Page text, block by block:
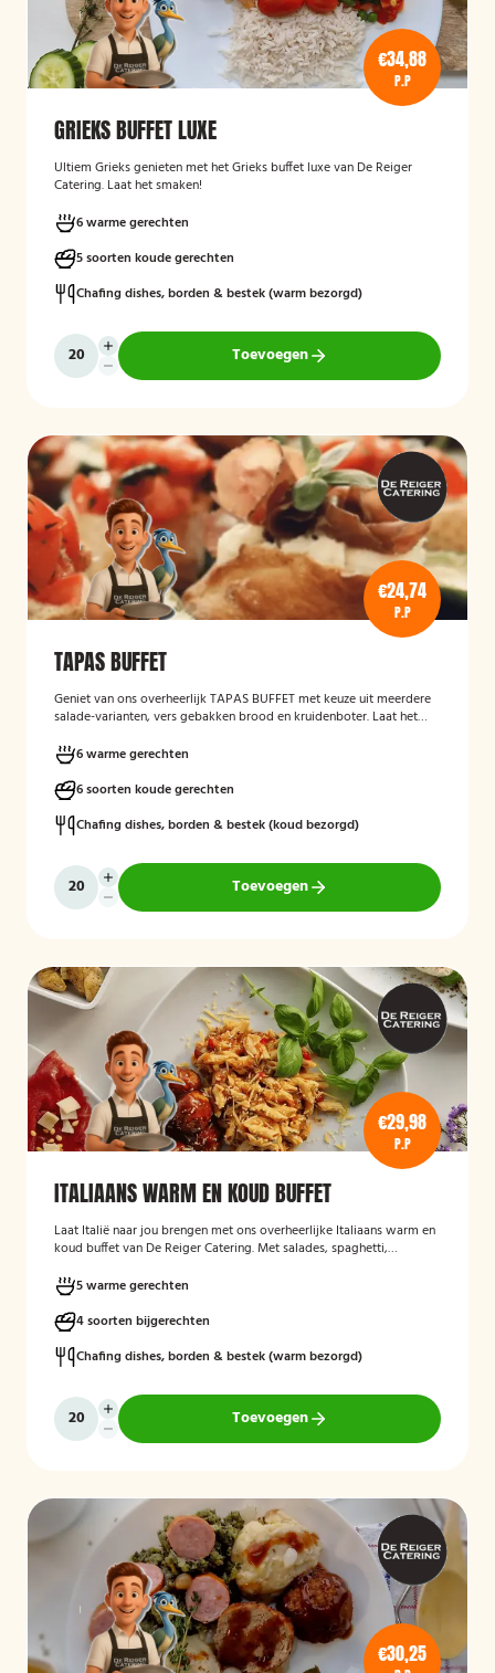
€34,88
P.P
GRIEKS BUFFET LUXE
Ultiem Grieks genieten met het Grieks buffet luxe van De Reiger
Catering. Laat het smaken!
6 warme gerechten
5 soorten koude gerechten
Chafing dishes, borden & bestek (warm bezorgd)
Toevoegen
€24,74
P.P
TAPAS BUFFET
Geniet van ons overheerlijk TAPAS BUFFET met keuze uit meerdere
salade-varianten, vers gebakken brood en kruidenboter. Laat het
6 warme gerechten
6 soorten koude gerechten
Chafing dishes, borden & bestek (koud bezorgd)
Toevoegen
€29,98
P.P
ITALIAANS WARM EN KOUD BUFFET
Laat Italië naar jou brengen met ons overheerlijke Italiaans warm en
koud buffet van De Reiger Catering. Met salades, spaghetti,
5 warme gerechten
4 soorten bijgerechten
Chafing dishes, borden & bestek (warm bezorgd)
Toevoegen
€30,25